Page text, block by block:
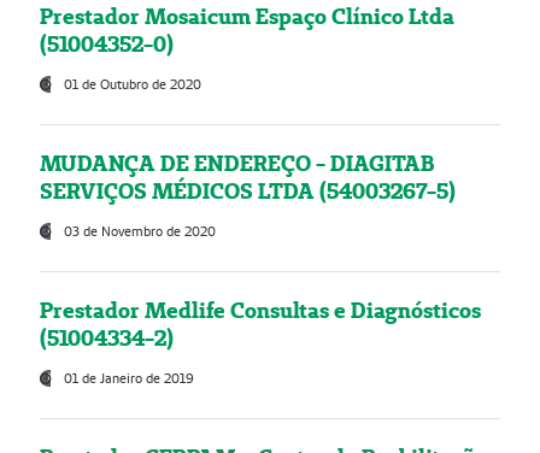
Prestador Mosaicum Espaço Clínico Ltda
(51004352-0)
01 de Outubro de 2020
MUDANÇA DE ENDEREÇO - DIAGITAB
SERVIÇOS MÉDICOS LTDA (54003267-5)
03 de Novembro de 2020
Prestador Medlife Consultas e Diagnósticos
(51004334-2)
01 de Janeiro de 2019